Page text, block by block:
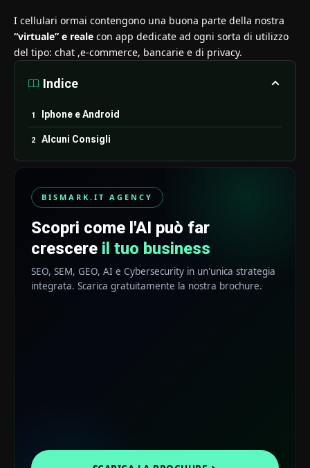
I cellulari ormai contengono una buona parte della nostra
“virtuale” e reale con app dedicate ad ogni sorta di utilizzo
del tipo: chat ,e-commerce, bancarie e di privacy.
Indice
Iphone e Android
Alcuni Consigli
BISMARK.IT AGENCY
Scopri come l'AI può far
crescere il tuo business
SEO, SEM, GEO, AI e Cybersecurity in un'unica strategia
integrata. Scarica gratuitamente la nostra brochure.